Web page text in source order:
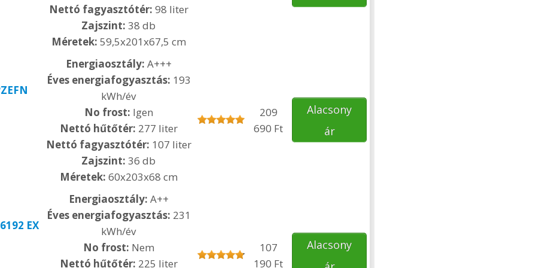
Nettó fagyasztótér: 98 liter
Zajszint: 38 db
Méretek: 59,5x201x67,5 cm
Energiaosztály: A+++
Éves energiafogyasztás: 193
kWh/év
No frost: Igen
Nettó hűtőtér: 277 liter
Nettó fagyasztótér: 107 liter
Zajszint: 36 db
Méretek: 60x203x68 cm
209
690 Ft
Alacsony
ár
EX
Energiaosztály: A++
Éves energiafogyasztás: 231
kWh/év
No frost: Nem
Nettó hűtőtér: 225 liter
107
190 Ft
Alacsony